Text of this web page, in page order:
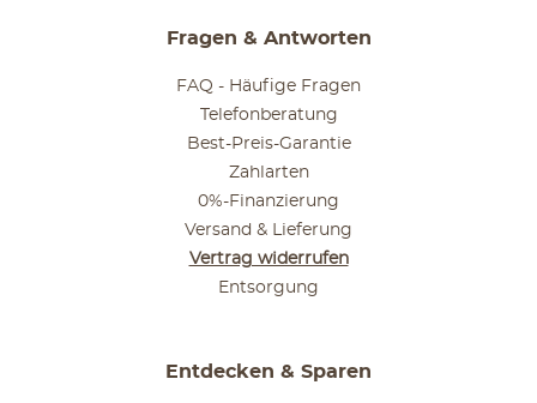
Fragen & Antworten
FAQ - Häufige Fragen
Telefonberatung
Best-Preis-Garantie
Zahlarten
0%-Finanzierung
Versand & Lieferung
Vertrag widerrufen
Entsorgung
Entdecken & Sparen